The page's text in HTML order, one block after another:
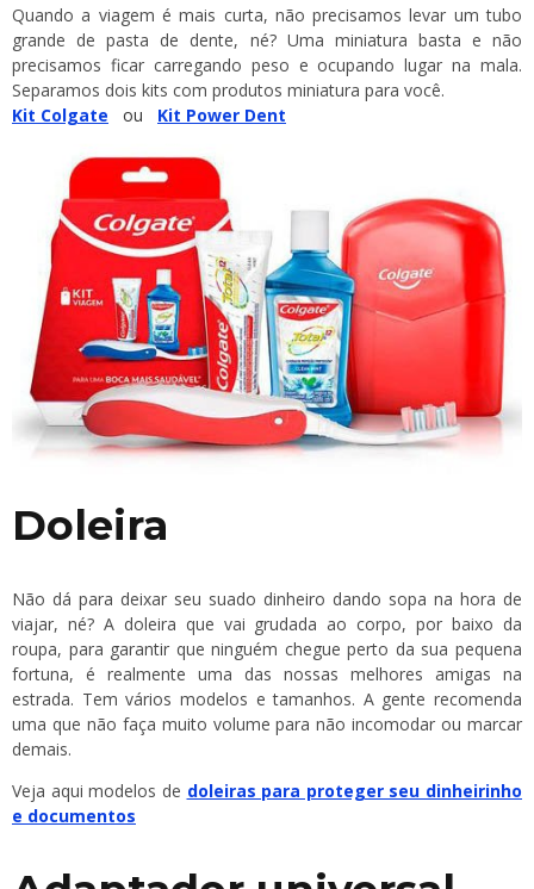
Quando a viagem é mais curta, não precisamos levar um tubo
grande de pasta de dente, né? Uma miniatura basta e não
precisamos ficar carregando peso e ocupando lugar na mala.
Separamos dois kits com produtos miniatura para você.
Kit Colgate ou Kit Power Dent
Doleira
Não dá para deixar seu suado dinheiro dando sopa na hora de
viajar, né? A doleira que vai grudada ao corpo, por baixo da
roupa, para garantir que ninguém chegue perto da sua pequena
fortuna, é realmente uma das nossas melhores amigas na
estrada. Tem vários modelos e tamanhos. A gente recomenda
uma que não faça muito volume para não incomodar ou marcar
demais.
Veja aqui modelos de doleiras para proteger seu dinheirinho
e documentos